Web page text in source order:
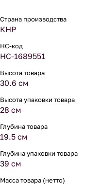
Страна производства
КНР
НС-код
НС-1689551
Высота товара
30.6 см
Высота упаковки товара
28 см
Глубина товара
19.5 см
Глубина упаковки товара
39 см
Масса товара (нетто)